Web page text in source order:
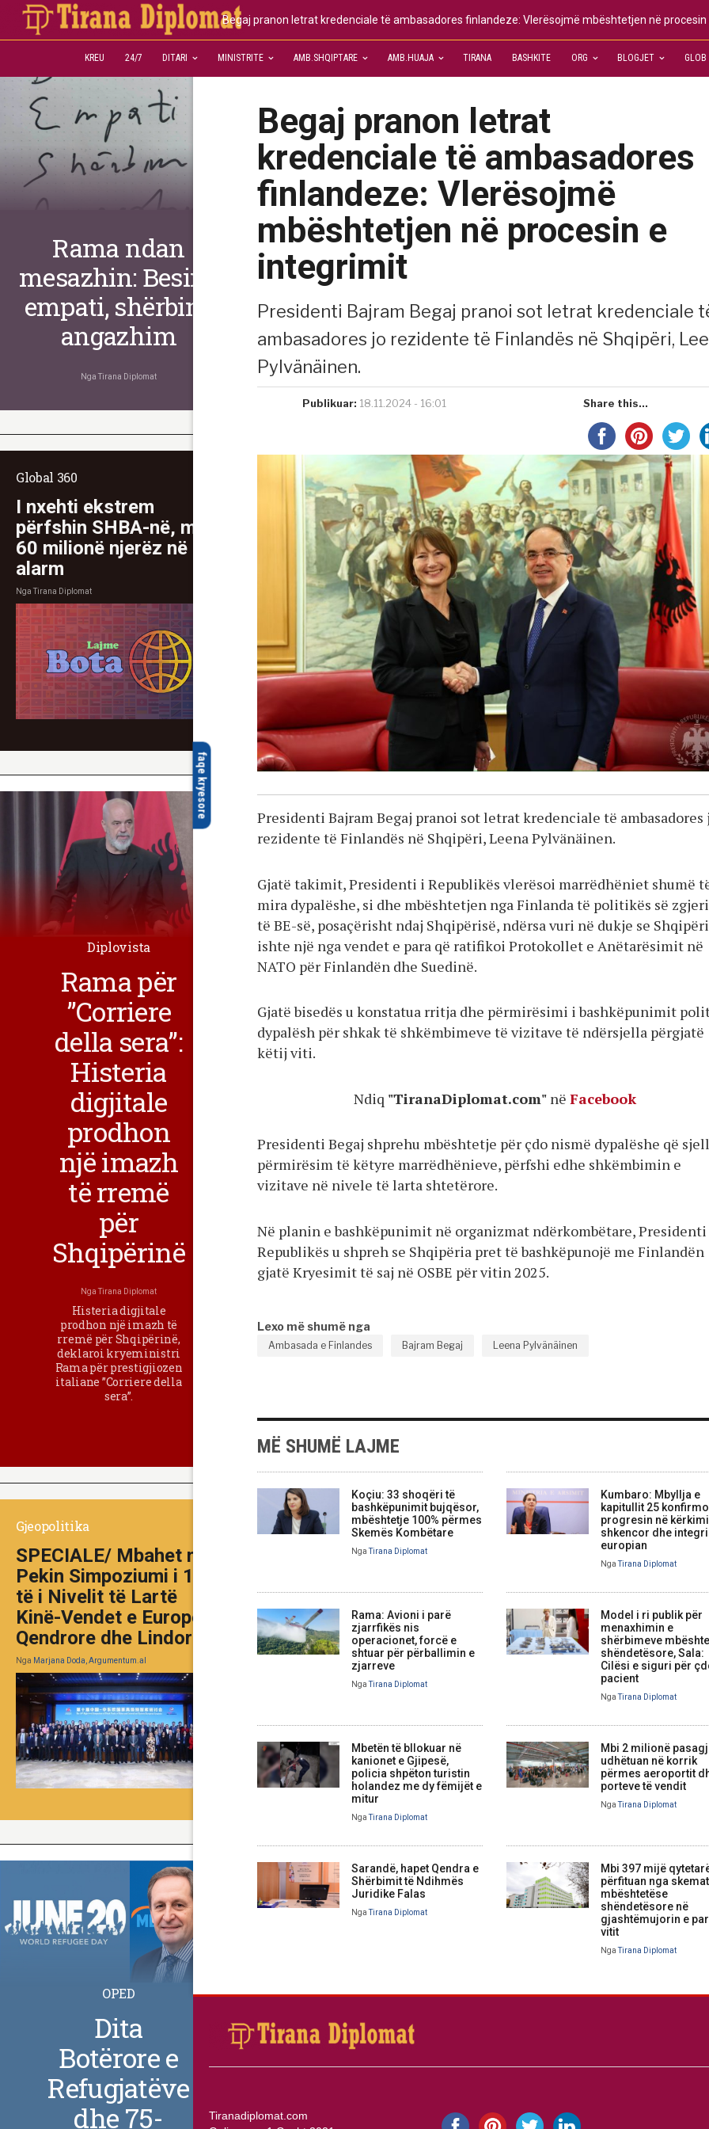
Begaj pranon letrat kredenciale të ambasadores finlandeze: Vlerësojmë mbështetjen në
KREU 24/7 DITARI MINISTRITE AMB.SHQIPTARE AMB.HUAJA TIRANA BASHKITE ORG BLOGJET GLOB
faqe kryesore
Begaj pranon letrat
kredenciale të ambasadores
finlandeze: Vlerësojmë
mbështetjen në procesin e
integrimit
Presidenti Bajram Begaj pranoi sot letrat kredenciale
ambasadores jo rezidente të Finlandës në Shqipëri,
Pylvänäinen.
Publikuar: 18.11.2024 - 16:01 Share this...
Presidenti Bajram Begaj pranoi sot letrat kredenciale të ambasadores
rezidente të Finlandës në Shqipëri, Leena Pylvänäinen.
Gjatë takimit, Presidenti i Republikës vlerësoi marrëdhëniet shumë
mira dypalëshe, si dhe mbështetjen nga Finlanda të politikës së
të BE-së, posaçërisht ndaj Shqipërisë, ndërsa vuri në dukje se
ishte një nga vendet e para që ratifikoi Protokollet e Anëtarësimit në
NATO për Finlandën dhe Suedinë.
Gjatë bisedës u konstatua rritja dhe përmirësimi i bashkëpunimit
dypalësh për shkak të shkëmbimeve të vizitave të ndërsjella përgjatë
këtij viti.
Ndiq "TiranaDiplomat.com" në Facebook
Presidenti Begaj shprehu mbështetje për çdo nismë dypalëshe që sjell
përmirësim të këtyre marrëdhënieve, përfshi edhe shkëmbimin e
vizitave në nivele të larta shtetërore.
Në planin e bashkëpunimit në organizmat ndërkombëtare, Presidenti
Republikës u shpreh se Shqipëria pret të bashkëpunojë me Finlandën
gjatë Kryesimit të saj në OSBE për vitin 2025.
Lexo më shumë nga
Ambasada e Finlandes Bajram Begaj Leena Pylvänäinen
MË SHUMË LAJME
Koçiu: 33 shoqëri të
bashkëpunimit bujqësor,
mbështetje 100% përmes
Skemës Kombëtare
NgaTirana Diplomat
Kumbaro: Mbyllja e
kapitullit 25
progresin në
shkencor dhe
europian
NgaTirana Diplomat
Rama: Avioni i parë
zjarrfikës nis
operacionet, forcë e
shtuar për përballimin e
zjarreve
NgaTirana Diplomat
Model i ri publik për
menaxhimin e
shërbimeve
shëndetësore, Sala:
Cilësi e siguri për
pacient
NgaTirana Diplomat
Mbetën të bllokuar në
kanionet e Gjipesë,
policia shpëton turistin
holandez me dy fëmijët e
mitur
NgaTirana Diplomat
Mbi 2 milionë
udhëtuan në korrik
përmes aeroportit
porteve të vendit
NgaTirana Diplomat
Sarandë, hapet Qendra e
Shërbimit të Ndihmës
Juridike Falas
NgaTirana Diplomat
Mbi 397 mijë
përfituan nga skemat
mbështetëse
shëndetësore në
gjashtëmujorin e
vitit
NgaTirana Diplomat
Rama ndan
mesazhin: Besim,
empati, shërbim,
angazhim
Nga Tirana Diplomat
Global 360
I nxehti ekstrem
përfshin SHBA-në, mbi
60 milionë njerëz në
alarm
NgaTirana Diplomat
Diplovista
Rama për
”Corriere
della sera”:
Histeria
digjitale
prodhon
një imazh
të rremë
për
Shqipërinë
NgaTirana Diplomat
Histeria digjitale
prodhon një imazh të
rremë për Shqipërinë,
deklaroi kryeministri
Rama për prestigjiozen
italiane ”Corriere della
sera”.
Gjeopolitika
SPECIALE/ Mbahet në
Pekin Simpoziumi i 10-
të i Nivelit të Lartë
Kinë-Vendet e Europës
Qendrore dhe Lindore
Nga Marjana Doda, Argumentum.al
OPED
Dita
Botërore e
Refugjatëve
dhe 75-
Tiranadiplomat.com